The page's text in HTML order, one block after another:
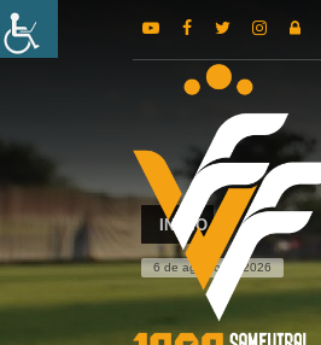
INICIO
6 de agosto de 2026